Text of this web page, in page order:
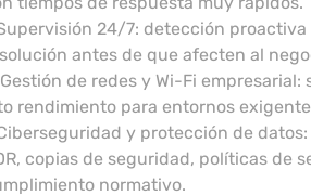
24/7: detección
antes de que afecten al
de redes y Wi-Fi empresarial:
rendimiento para entornos
y protección de
copias de seguridad, políticas de
normativo.